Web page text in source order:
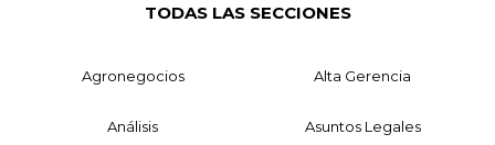
TODAS LAS SECCIONES
Agronegocios Alta Gerencia
Análisis Asuntos Legales